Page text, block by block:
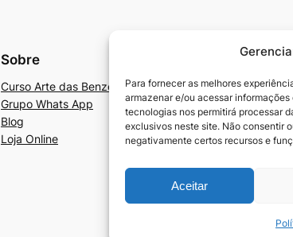
Para fornecer as melhores
armazenar e/ou acessar
tecnologias nos permitirá processar
exclusivos neste site. Não consentir
negativamente certos recursos e
Aceitar
Sobre
Curso Arte das Benzedeiras e Benzedeiros
Grupo Whats App
Blog
Loja Online